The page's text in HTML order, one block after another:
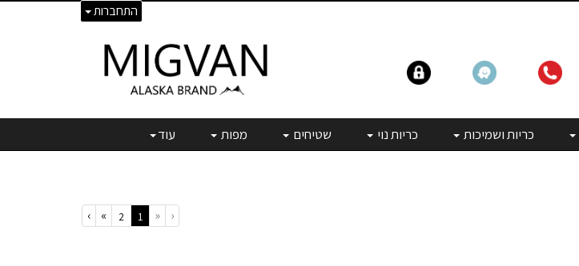
התחברות
כריות ושמיכות כריות נוי שטיחים מפות עוד
‹
«
1
2
»
›